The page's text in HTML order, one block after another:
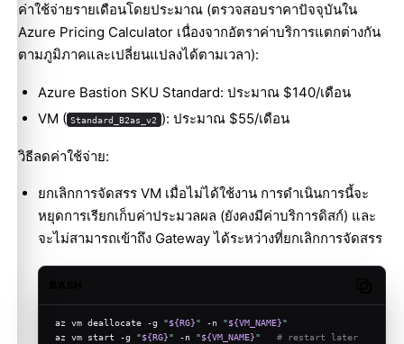
ค่าใช้จ่ายรายเดือนโดยประมาณ (ตรวจสอบราคาปัจจุบันใน
Azure Pricing Calculator เนื่องจากอัตราค่าบริการแตกต่างกัน
ตามภูมิภาคและเปลี่ยนแปลงได้ตามเวลา):
Azure Bastion SKU Standard: ประมาณ $140/เดือน
VM ( Standard_B2as_v2 ): ประมาณ $55/เดือน
วิธีลดค่าใช้จ่าย:
ยกเลิกการจัดสรร VM เมื่อไม่ได้ใช้งาน การดำเนินการนี้จะ
หยุดการเรียกเก็บค่าประมวลผล (ยังคงมีค่าบริการดิสก์) และ
จะไม่สามารถเข้าถึง Gateway ได้ระหว่างที่ยกเลิกการจัดสรร
az vm deallocate -g "${RG}" -n "${VM_NAME}"
az vm start -g
"${RG}" -n "${VM_NAME}" # restart later